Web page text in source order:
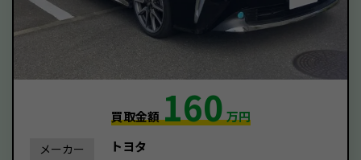
買取金額160万円
メーカー トヨタ